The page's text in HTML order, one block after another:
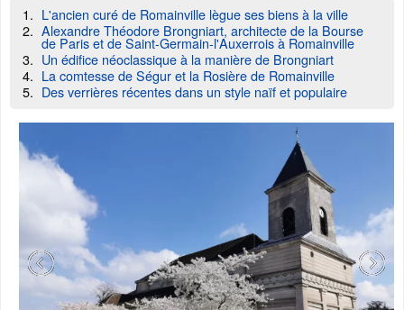
L'ancien curé de Romainville lègue ses biens à la ville
Alexandre Théodore Brongniart, architecte de la Bourse
de Paris et de Saint-Germain-l'Auxerrois à Romainville
Un édifice néoclassique à la manière de Brongniart
La comtesse de Ségur et la Rosière de Romainville
Des verrières récentes dans un style naïf et populaire